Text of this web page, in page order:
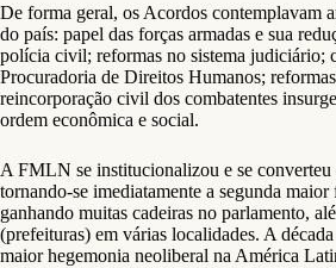
De forma geral, os Acordos contemplavam
do país: papel das forças armadas e sua
polícia civil; reformas no sistema judiciário;
Procuradoria de Direitos Humanos;
reincorporação civil dos combatentes
ordem econômica e social.
A FMLN se institucionalizou e se
tornando-se imediatamente a segunda
ganhando muitas cadeiras no parlamento,
(prefeituras) em várias localidades. A
maior hegemonia neoliberal na América